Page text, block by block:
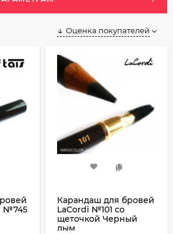
Оценка покупателей
№745
Карандаш для бровей
LaCordi №101 со
щеточкой Черный
дым